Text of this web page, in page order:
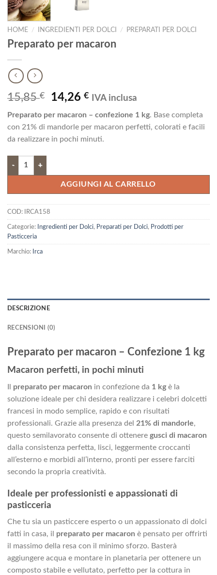
HOME / INGREDIENTI PER DOLCI / PREPARATI PER DOLCI
Preparato per macaron
15,85€
Il
originale
era:
15,85 €.
14,26€Il
attuale
è:
14,26 €.
IVA inclusa
Preparato per macaron – confezione 1 kg. Base completa
con 21% di mandorle per macaron perfetti, colorati e facili
da realizzare in pochi minuti.
Preparato per macaron quantità
AGGIUNGI AL CARRELLO
COD: IRCA158
Categorie: Ingredienti per Dolci, Preparati per Dolci, Prodotti per
Pasticceria
Marchio: Irca
DESCRIZIONE
RECENSIONI (0)
Preparato per macaron – Confezione 1 kg
Macaron perfetti, in pochi minuti
preparato per macaron in confezione da 1 kgè la
soluzione ideale per chi desidera realizzare i celebri dolcetti
francesi in modo semplice, rapido e con risultati
professionali. Grazie alla presenza del 21% di mandorle,
questo semilavorato consente di ottenere gusci di macaron
dalla consistenza perfetta, lisci, leggermente croccanti
all’esterno e morbidi all’interno, pronti per essere farciti
secondo la propria creatività.
Ideale per professionisti e appassionati di
pasticceria
Che tu sia un pasticcere esperto o un appassionato di dolci
fatti in casa, il preparato per macaron è pensato per offrirti
il massimo della resa con il minimo sforzo. Basterà
aggiungere acqua e montare in planetaria per ottenere un
composto stabile e vellutato, perfetto per la cottura in